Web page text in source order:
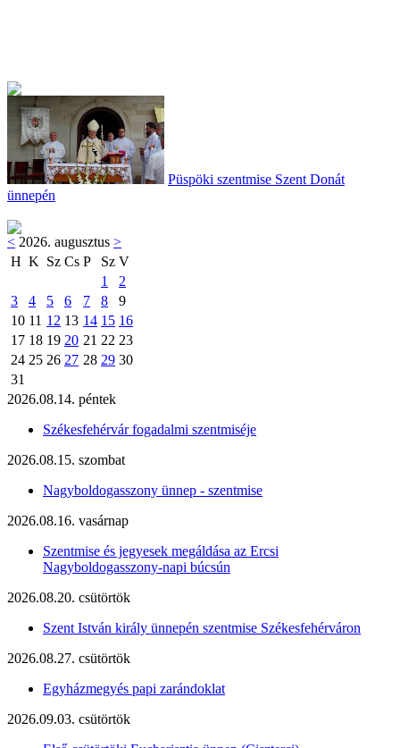
Püspöki szentmise Szent Donát
ünnepén
< 2026. augusztus >
H K Sz Cs P Sz V
1
2
3
4 5 6 7 8
9
10 11 12 13 14 15 16
17 18 19 20 21 22 23
24 25 26 27 28 29 30
31
2026.08.14. péntek
Székesfehérvár fogadalmi szentmiséje
2026.08.15. szombat
Nagyboldogasszony ünnep - szentmise
2026.08.16. vasárnap
Szentmise és jegyesek megáldása az Ercsi
Nagyboldogasszony-napi búcsún
2026.08.20. csütörtök
Szent István király ünnepén szentmise Székesfehérváron
2026.08.27. csütörtök
Egyházmegyés papi zarándoklat
2026.09.03. csütörtök